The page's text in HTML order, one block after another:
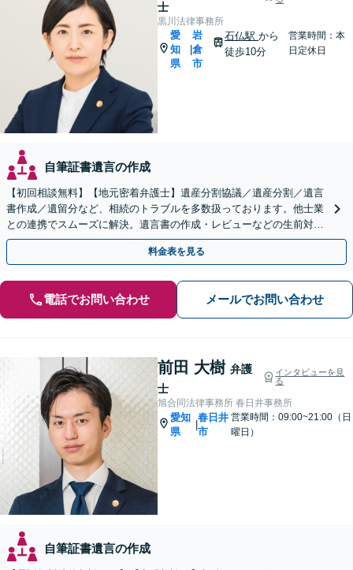
士
黒川法律事務所
愛
知
県
岩
倉
市
石仏駅 から
徒歩10分
営業時間：本
日定休日
自筆証書遺言の作成
【初回相談無料】【地元密着弁護士】遺産分割協議／遺産分割／遺言
書作成／遺留分など、相続のトラブルを多数扱っております。他士業
との連携でスムーズに解決。遺言書の作成・レビューなどの生前対策
も承ります。【法テラス利用可能】【駐車場完備】
料金表を見る
電話でお問い合わせ メールでお問い合わせ
前田 大樹 弁護
士
インタビューを見
る
旭合同法律事務所 春日井事務所
愛知
県
春日井
市
営業時間：09:00~21:00（日
曜日）
自筆証書遺言の作成